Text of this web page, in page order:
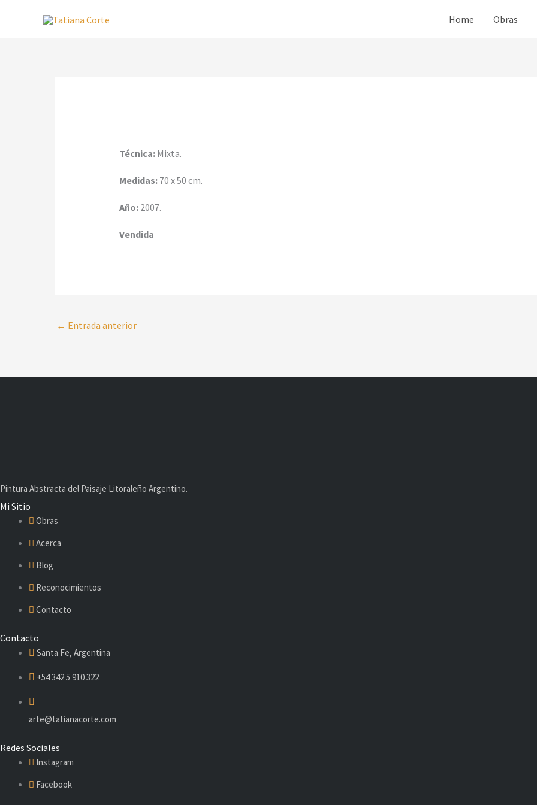
Home Obras
Técnica:Mixta.
Medidas:70 x 50 cm.
Año:2007.
Vendida
← Entrada anterior
Pintura Abstracta del Paisaje Litoraleño Argentino.
Mi Sitio
Obras
Acerca
Blog
Reconocimientos
Contacto
Contacto
Santa Fe, Argentina
+54 342 5 910 322
arte@tatianacorte.com
Redes Sociales
Instagram
Facebook